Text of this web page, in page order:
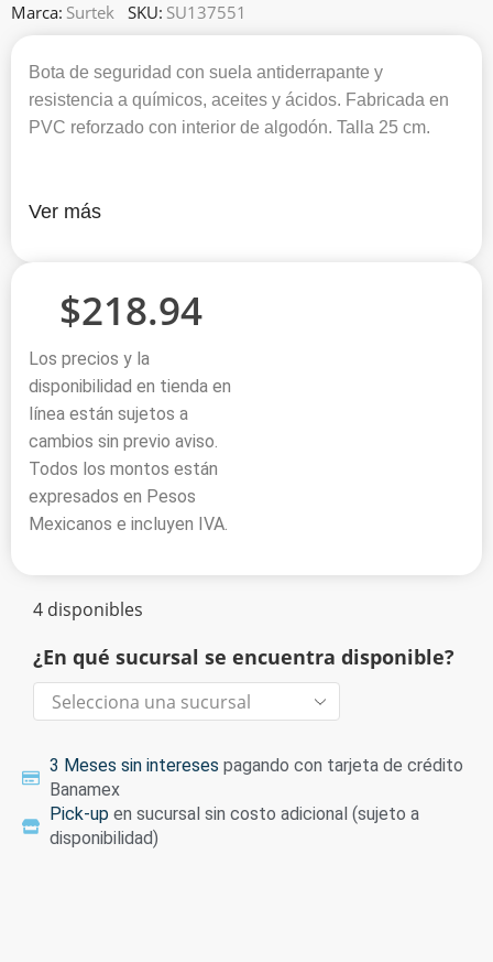
Marca: Surtek SKU: SU137551
Bota de seguridad con suela antiderrapante y
resistencia a químicos, aceites y ácidos. Fabricada en
PVC reforzado con interior de algodón. Talla 25 cm.
Ver más
$218.94
Los precios y la
disponibilidad en tienda en
línea están sujetos a
cambios sin previo aviso.
Todos los montos están
expresados en Pesos
Mexicanos e incluyen IVA.
4 disponibles
¿En qué sucursal se encuentra disponible?
3 Meses sin intereses pagando con tarjeta de crédito
Banamex
Pick-up en sucursal sin costo adicional (sujeto a
disponibilidad)